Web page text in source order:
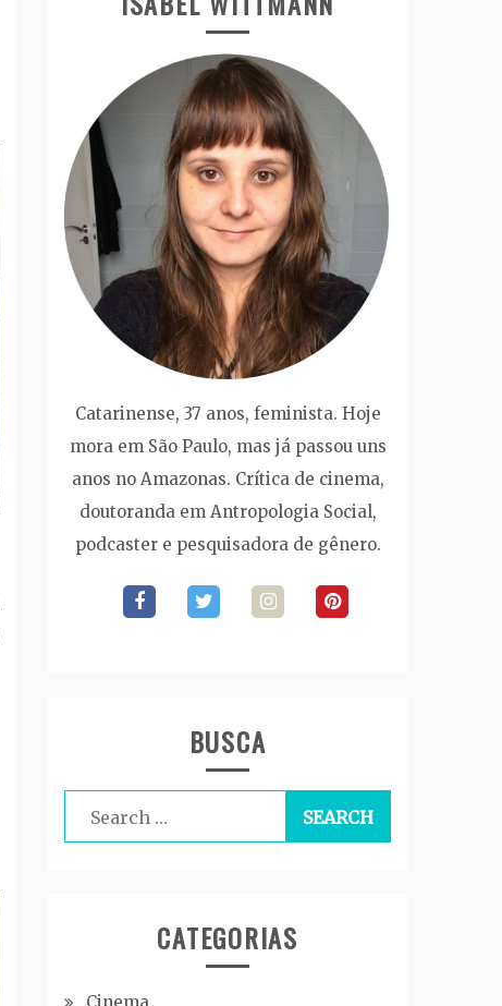
Catarinense, 37 anos, feminista. Hoje
mora em São Paulo, mas já passou uns
anos no Amazonas. Crítica de cinema,
doutoranda em Antropologia Social,
podcaster e pesquisadora de gênero.
BUSCA
for:
CATEGORIAS